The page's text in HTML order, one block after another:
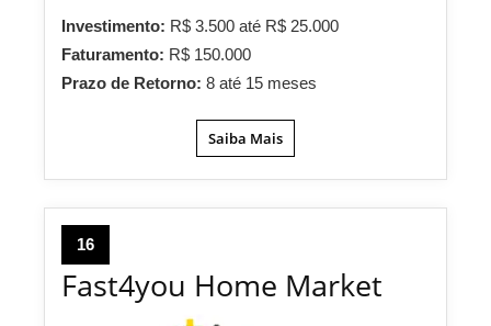
Investimento: R$ 3.500 até R$ 25.000
Faturamento: R$ 150.000
Prazo de Retorno: 8 até 15 meses
Saiba Mais
16
Fast4you Home Market